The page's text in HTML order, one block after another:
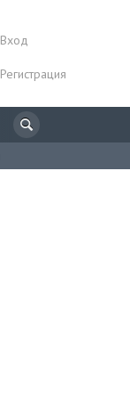
Вход
Регистрация